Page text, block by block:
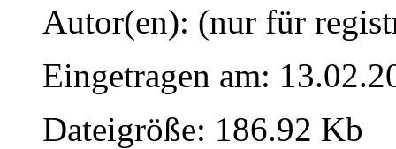
Autor(en): (nur für
Eingetragen am:
Dateigröße: 186.92 Kb